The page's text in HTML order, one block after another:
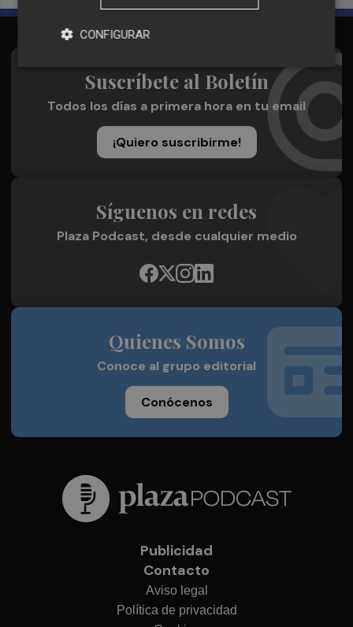
Suscríbete al Boletín
Todos los días a primera hora en tu email
¡Quiero suscribirme!
Síguenos en redes
Plaza Podcast, desde cualquier medio
Quienes Somos
Conoce al grupo editorial
Conócenos
Publicidad
Contacto
Aviso legal
Política de privacidad
CONFIGURAR